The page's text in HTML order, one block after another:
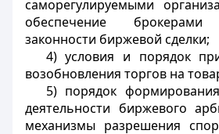
саморегулируемыми
обеспечение
законности биржевой сделки;
4) условия и порядок
возобновления торгов на
5) порядок
деятельности биржевого
механизмы разрешения